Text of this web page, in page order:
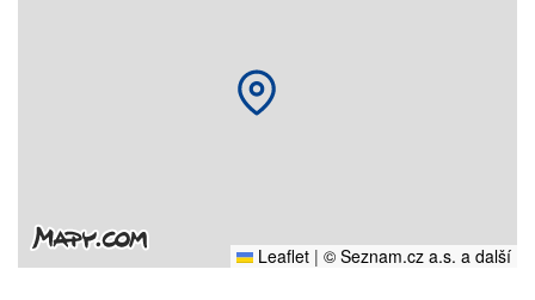
Leaflet | © Seznam.cz a.s. a další